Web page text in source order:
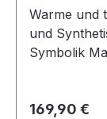
Warme und
und
Symbolik
Drum"
Regulärer
169,90 €